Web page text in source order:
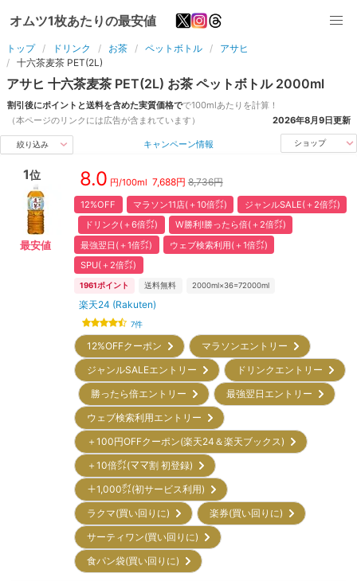
オムツ1枚あたりの最安値
トップ ドリンク お茶 ペットボトル
アサヒ
十六茶麦茶 PET(2L)
アサヒ 十六茶麦茶 PET(2L) お茶 ペットボトル 2000ml
割引後にポイントと送料を含めた実質価格でで100mlあたりを計算！
（本ページのリンクには広告が含まれています）
2026年8月9日更新
絞り込み キャンペーン情報 ショップ
1位
最安値
8.0 円/100ml 7,688円 8,736円
12%OFF マラソン11店(＋10倍㌽)
ジャンルSALE(＋2倍㌽)
ドリンク(＋6倍㌽)
W勝利!勝ったら倍(＋2倍㌽)
最強翌日(＋1倍㌽)
ウェブ検索利用(＋1倍㌽)
SPU(＋2倍㌽)
1961ポイント 送料無料 2000ml×36=72000ml
楽天24 (Rakuten)
7件
12%OFFクーポン
マラソンエントリー
ジャンルSALEエントリー
ドリンクエントリー
勝ったら倍エントリー
最強翌日エントリー
ウェブ検索利用エントリー
＋100円OFFクーポン(楽天24＆楽天ブックス)
＋10倍㌽(ママ割 初登録)
＋1,000㌽(初サービス利用)
ラクマ(買い回りに)
楽券(買い回りに)
サーティワン(買い回りに)
食パン袋(買い回りに)